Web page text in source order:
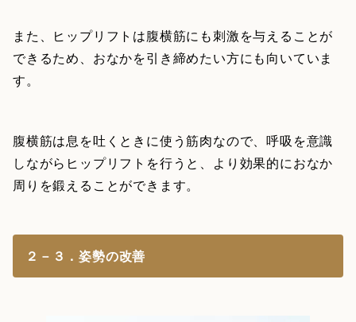
また、ヒップリフトは腹横筋にも刺激を与えることが
できるため、おなかを引き締めたい方にも向いていま
す。
腹横筋は息を吐くときに使う筋肉なので、呼吸を意識
しながらヒップリフトを行うと、より効果的におなか
周りを鍛えることができます。
２－３．姿勢の改善